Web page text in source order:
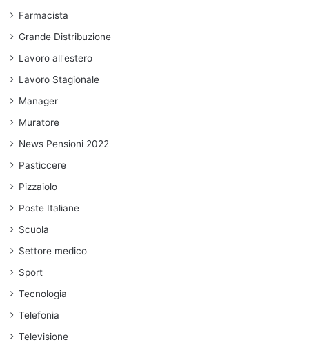
Farmacista
Grande Distribuzione
Lavoro all'estero
Lavoro Stagionale
Manager
Muratore
News Pensioni 2022
Pasticcere
Pizzaiolo
Poste Italiane
Scuola
Settore medico
Sport
Tecnologia
Telefonia
Televisione